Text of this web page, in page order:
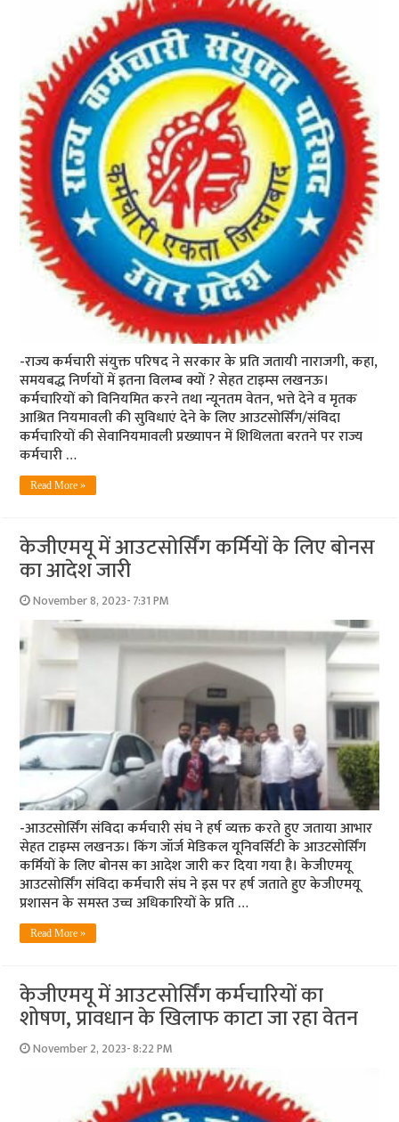
-राज्य कर्मचारी संयुक्त परिषद ने सरकार के प्रति जतायी नाराजगी, कहा,
समयबद्ध निर्णयों में इतना विलम्ब क्यों ? सेहत टाइम्स लखनऊ।
कर्मचारियों को विनियमित करने तथा न्यूनतम वेतन, भत्ते देने व मृतक
आश्रित नियमावली की सुविधाएं देने के लिए आउटसोर्सिंग/संविदा
कर्मचारियों की सेवानियमावली प्रख्यापन में शिथिलता बरतने पर राज्य
कर्मचारी …
Read More »
केजीएमयू में आउटसोर्सिंग कर्मियों के लिए बोनस
का आदेश जारी
November 8, 2023- 7:31 PM
-आउटसोर्सिंग संविदा कर्मचारी संघ ने हर्ष व्यक्त करते हुए जताया आभार
सेहत टाइम्स लखनऊ। किंग जॉर्ज मेडिकल यूनिवर्सिटी के आउटसोर्सिंग
कर्मियों के लिए बोनस का आदेश जारी कर दिया गया है। केजीएमयू
आउटसोर्सिंग संविदा कर्मचारी संघ ने इस पर हर्ष जताते हुए केजीएमयू
प्रशासन के समस्त उच्च अधिकारियों के प्रति …
Read More »
केजीएमयू में आउटसोर्सिंग कर्मचारियों का
शोषण, प्रावधान के खिलाफ काटा जा रहा वेतन
November 2, 2023- 8:22 PM